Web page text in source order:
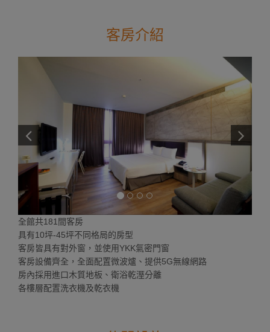
客房介紹
全館共181間客房
具有10坪-45坪不同格局的房型
客房皆具有對外窗，並使用YKK氣密門窗
客房設備齊全，全面配置微波爐、提供5G無線網路
房內採用進口木質地板、衛浴乾溼分離
各樓層配置洗衣機及乾衣機